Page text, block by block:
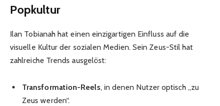
Popkultur
Ilan Tobianah hat einen einzigartigen Einfluss auf die
visuelle Kultur der sozialen Medien. Sein Zeus-Stil hat
zahlreiche Trends ausgelöst:
Transformation-Reels, in denen Nutzer optisch „zu
Zeus werden“.